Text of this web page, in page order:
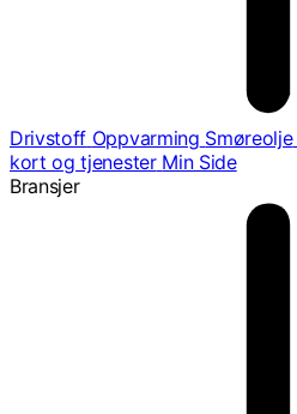
Drivstoff Oppvarming Smøreolje
kort og tjenester Min Side
Bransjer